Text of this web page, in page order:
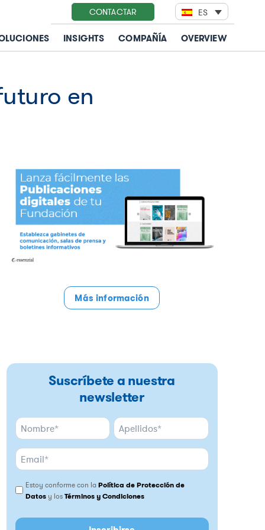
CONTACTAR ES
INSIGHTS COMPAÑÍA OVERVIEW
en
Más información
Suscríbete a nuestra
newsletter
N
m
r
A
e
l
l
d
o
Estoy conforme con la Política de Protección de
Datosy los Términos y Condiciones